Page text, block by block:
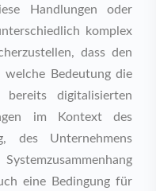
Handlungen oder
komplex
dass den
welche Bedeutung die
bereits digitalisierten
im Kontext des
des Unternehmens
eine Bedingung für